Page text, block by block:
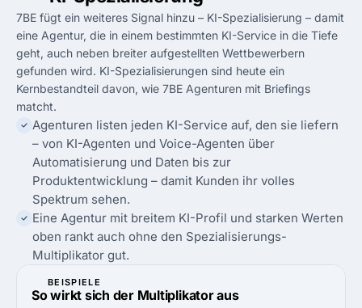
7BE fügt ein weiteres Signal hinzu – KI-Spezialisierung – damit
eine Agentur, die in einem bestimmten KI-Service in die Tiefe
geht, auch neben breiter aufgestellten Wettbewerbern
gefunden wird. KI-Spezialisierungen sind heute ein
Kernbestandteil davon, wie 7BE Agenturen mit Briefings
matcht.
Agenturen listen jeden KI-Service auf, den sie liefern
– von KI-Agenten und Voice-Agenten über
Automatisierung und Daten bis zur
Produktentwicklung – damit Kunden ihr volles
Spektrum sehen.
Eine Agentur mit breitem KI-Profil und starken Werten
oben rankt auch ohne den Spezialisierungs-
Multiplikator gut.
BEISPIELE
So wirkt sich der Multiplikator aus